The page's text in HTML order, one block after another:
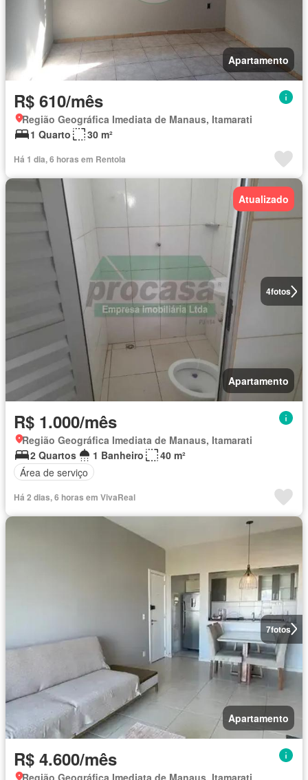
Apartamento
R$ 610/mês
Região Geográfica Imediata de Manaus, Itamarati
1 Quarto
30 m²
Há 1 dia, 6 horas em Rentola
4fotos
Atualizado
Apartamento
R$ 1.000/mês
Região Geográfica Imediata de Manaus, Itamarati
2 Quartos
1 Banheiro
40 m²
Área de serviço
Há 2 dias, 6 horas em VivaReal
7fotos
Apartamento
R$ 4.600/mês